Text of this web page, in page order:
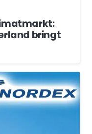
bringt